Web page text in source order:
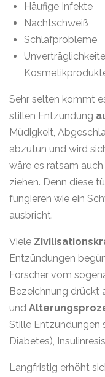
Häufige Infekte
Nachtschweiß
Schlafprobleme
Sehr selten kommt
stillen Entzündung
Müdigkeit,
abzutun und wird
wäre es ratsam
ziehen. Denn diese
fungieren wie ein
ausbricht.
Viele
Entzündungen
Forscher vom
Bezeichnung drückt
und
Stille Entzündungen
Diabetes),
Langfristig erhöht